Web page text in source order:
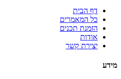
דף הבית
כל המאמרים
הזמנת תכנים
אודות
יצירת קשר
מידע